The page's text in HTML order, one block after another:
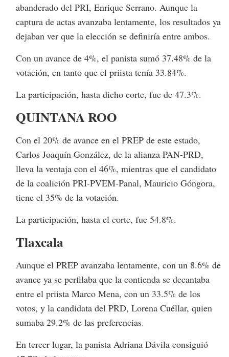
abanderado del PRI, Enrique Serrano. Aunque la
captura de actas avanzaba lentamente, los resultados ya
dejaban ver que la elección se definiría entre ambos.
Con un avance de 4%, el panista sumó 37.48% de la
votación, en tanto que el priista tenía 33.84%.
La participación, hasta dicho corte, fue de 47.3%.
QUINTANA ROO
Con el 20% de avance en el PREP de este estado,
Carlos Joaquín González, de la alianza PAN-PRD,
lleva la ventaja con el 46%, mientras que el candidato
de la coalición PRI-PVEM-Panal, Mauricio Góngora,
tiene el 35% de la votación.
La participación, hasta el corte, fue 54.8%.
Tlaxcala
Aunque el PREP avanzaba lentamente, con un 8.6% de
avance ya se perfilaba que la contienda se decantaba
entre el priista Marco Mena, con un 33.5% de los
votos, y la candidata del PRD, Lorena Cuéllar, quien
sumaba 29.2% de las preferencias.
En tercer lugar, la panista Adriana Dávila consiguió